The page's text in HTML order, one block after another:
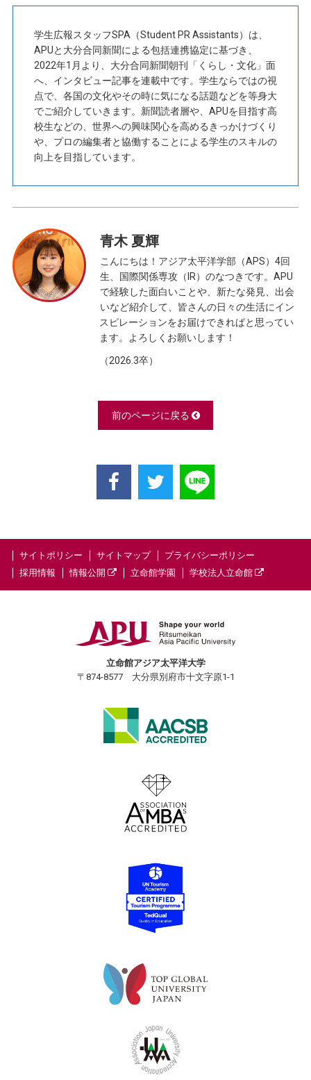
学生広報スタッフSPA（Student PR Assistants）は、
APUと大分合同新聞による包括連携協定に基づき、
2022年1月より、大分合同新聞朝刊「くらし・文化」面
へ、インタビュー記事を連載中です。学生ならではの視
点で、各国の文化やその時に気になる話題などを等身大
でご紹介していきます。新聞読者層や、APUを目指す高
校生などの、世界への興味関心を高めるきっかけづくり
や、プロの編集者と協働することによる学生のスキルの
向上を目指しています。
青木 夏輝
こんにちは！アジア太平洋学部（APS）4回
生、国際関係専攻（IR）のなつきです。APU
で経験した面白いことや、新たな発見、出会
いなど紹介して、皆さんの日々の生活にイン
スピレーションをお届けできればと思ってい
ます。よろしくお願いします！
（2026.3卒）
前のページに戻る
サイトポリシー サイトマップ
プライバシーポリシー
採用情報
情報公開 立命館学園 学校法人立命館
立命館アジア太平洋大学
〒874-8577 大分県別府市十文字原1-1